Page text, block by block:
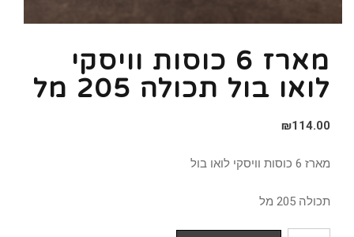
מארז 6 כוסות וויסקי
לואו בול תכולה 205 מל
₪114.00
מארז 6 כוסות וויסקי לואו בול
תכולה 205 מל